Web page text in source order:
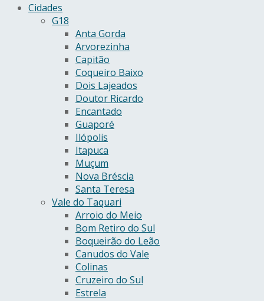
Cidades
G18
Anta Gorda
Arvorezinha
Capitão
Coqueiro Baixo
Dois Lajeados
Doutor Ricardo
Encantado
Guaporé
Ilópolis
Itapuca
Muçum
Nova Bréscia
Santa Teresa
Vale do Taquari
Arroio do Meio
Bom Retiro do Sul
Boqueirão do Leão
Canudos do Vale
Colinas
Cruzeiro do Sul
Estrela